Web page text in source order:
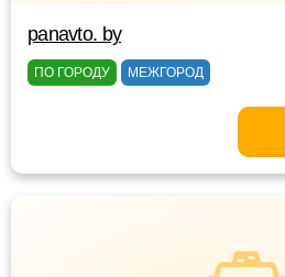
panavto. by
ПО ГОРОДУ МЕЖГОРОД